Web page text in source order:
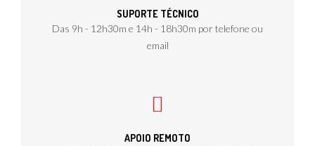
SUPORTE TÉCNICO
Das 9h - 12h30m e 14h - 18h30m por telefone ou
email
APOIO REMOTO